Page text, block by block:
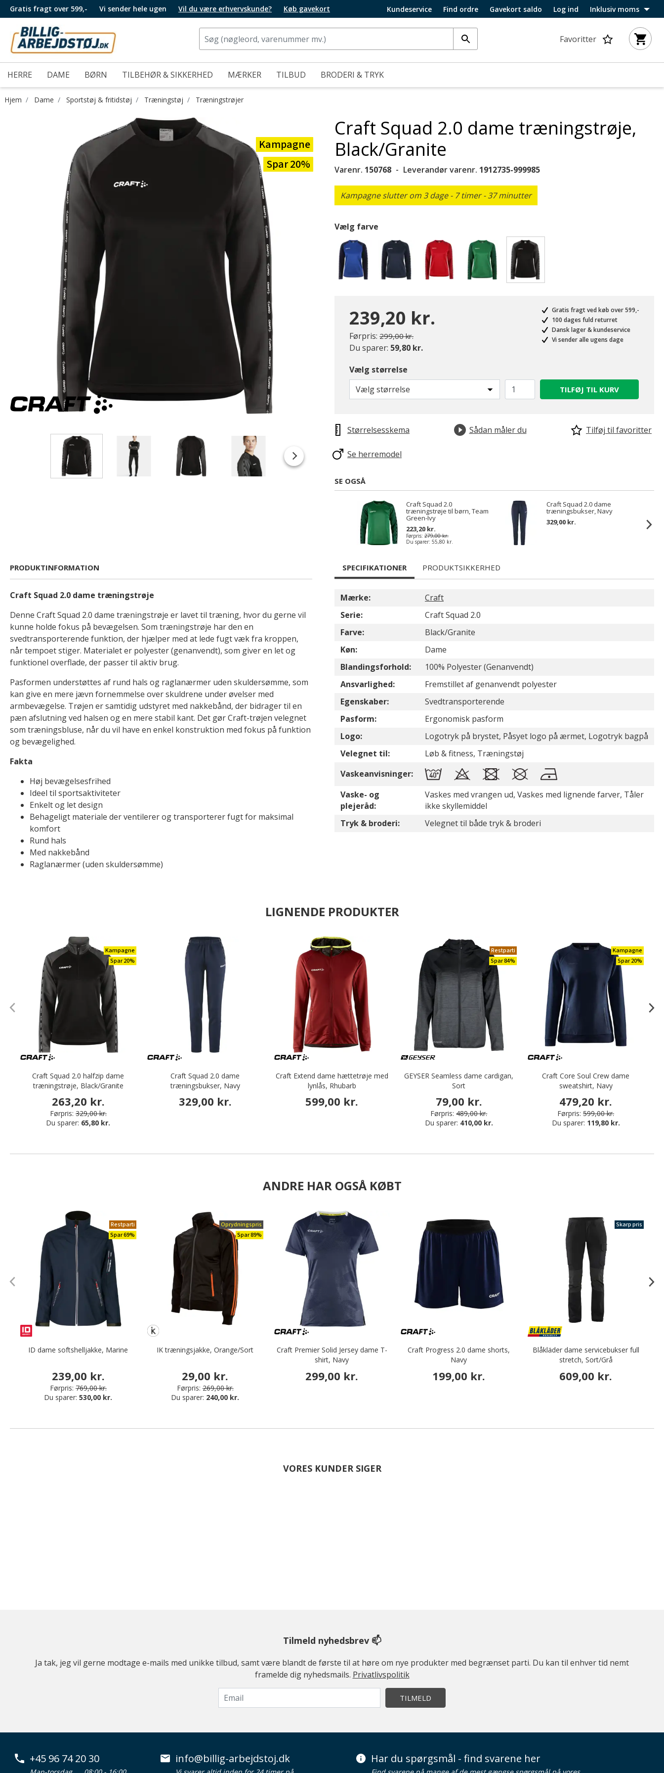
Gratis fragt over 599,- Vi sender hele ugen Vil du være erhvervskunde? Køb gavekort Kundeservice Find ordre Gavekort saldo Log ind Inklusiv moms
Favoritter
HERRE DAME BØRN TILBEHØR & SIKKERHED MÆRKER TILBUD BRODERI & TRYK
Hjem Dame Sportstøj & fritidstøj Træningstøj Træningstrøjer
Kampagne
Spar 20%
Craft Squad 2.0 dame træningstrøje,
Black/Granite
Varenr. 150768 Leverandør varenr. 1912735-999985
Kampagne slutter om 3 dage - 7 timer - 37 minutter
Vælg farve
239,20 kr.
Førpris: Pris nedsat fra
299,00 kr.til
Du sparer: 59,80 kr.
Gratis fragt ved køb over 599,-
100 dages fuld returret
Dansk lager & kundeservice
Vi sender alle ugens dage
Vælg størrelse
Vælg størrelse
TILFØJ TIL KURV
Størrelsesskema Sådan måler du Tilføj til favoritter
Se herremodel
SE OGSÅ
Craft Squad 2.0
træningstrøje til børn, Team
Green-Ivy
223,20 kr.
Førpris: 279,00 kr.
Du sparer: 55,80 kr.
Craft Squad 2.0 dame
træningsbukser, Navy
329,00 kr.
PRODUKTINFORMATION
Craft Squad 2.0 dame træningstrøje
Denne Craft Squad 2.0 dame træningstrøje er lavet til træning, hvor du gerne vil
kunne holde fokus på bevægelsen. Som træningstrøje har den en
svedtransporterende funktion, der hjælper med at lede fugt væk fra kroppen,
når tempoet stiger. Materialet er polyester (genanvendt), som giver en let og
funktionel overflade, der passer til aktiv brug.
Pasformen understøttes af rund hals og raglanærmer uden skuldersømme, som
kan give en mere jævn fornemmelse over skuldrene under øvelser med
armbevægelse. Trøjen er samtidig udstyret med nakkebånd, der bidrager til en
pæn afslutning ved halsen og en mere stabil kant. Det gør Craft-trøjen velegnet
som træningsbluse, når du vil have en enkel konstruktion med fokus på funktion
og bevægelighed.
Fakta
Høj bevægelsesfrihed
Ideel til sportsaktiviteter
Enkelt og let design
Behageligt materiale der ventilerer og transporterer fugt for maksimal
komfort
Rund hals
Med nakkebånd
Raglanærmer (uden skuldersømme)
SPECIFIKATIONER PRODUKTSIKKERHED
Mærke:
Craft
Serie:
Craft Squad 2.0
Farve:
Black/Granite
Køn:
Dame
Blandingsforhold:
100% Polyester (Genanvendt)
Ansvarlighed:
Fremstillet af genanvendt polyester
Egenskaber:
Svedtransporterende
Pasform:
Ergonomisk pasform
Logo:
Logotryk på brystet, Påsyet logo på ærmet, Logotryk bagpå
Velegnet til:
Løb & fitness, Træningstøj
Vaskeanvisninger:
Vaske- og
plejeråd:
Vaskes med vrangen ud, Vaskes med lignende farver, Tåler
ikke skyllemiddel
Tryk & broderi:
Velegnet til både tryk & broderi
LIGNENDE PRODUKTER
Kampagne
Spar 20%
Craft Squad 2.0 halfzip dame
træningstrøje, Black/Granite
263,20 kr.
Førpris: 329,00 kr.
Du sparer: 65,80 kr.
Craft Squad 2.0 dame
træningsbukser, Navy
329,00 kr.
Craft Extend dame hættetrøje med
lynlås, Rhubarb
599,00 kr.
Restparti
Spar 84%
GEYSER Seamless dame cardigan,
Sort
79,00 kr.
Førpris: 489,00 kr.
Du sparer: 410,00 kr.
Kampagne
Spar 20%
Craft Core Soul Crew dame
sweatshirt, Navy
479,20 kr.
Førpris: 599,00 kr.
Du sparer: 119,80 kr.
ANDRE HAR OGSÅ KØBT
Restparti
Spar 69%
ID dame softshelljakke, Marine
239,00 kr.
Førpris: 769,00 kr.
Du sparer:530,00 kr.
Oprydningspris
Spar 89%
IK træningsjakke, Orange/Sort
29,00 kr.
Førpris: 269,00 kr.
Du sparer: 240,00 kr.
Craft Premier Solid Jersey dame T-
shirt, Navy
299,00 kr.
Craft Progress 2.0 dame shorts,
Navy
199,00 kr.
Skarp pris
Blåkläder dame servicebukser full
stretch, Sort/Grå
609,00 kr.
VORES KUNDER SIGER
Tilmeld nyhedsbrev 📫
Ja tak, jeg vil gerne modtage e-mails med unikke tilbud, samt være blandt de første til at høre om nye produkter med begrænset parti. Du kan til enhver tid nemt
framelde dig nyhedsmails. Privatlivspolitik
TILMELD
+45 96 74 20 30 info@billig-arbejdstoj.dk Har du spørgsmål - find svarene her